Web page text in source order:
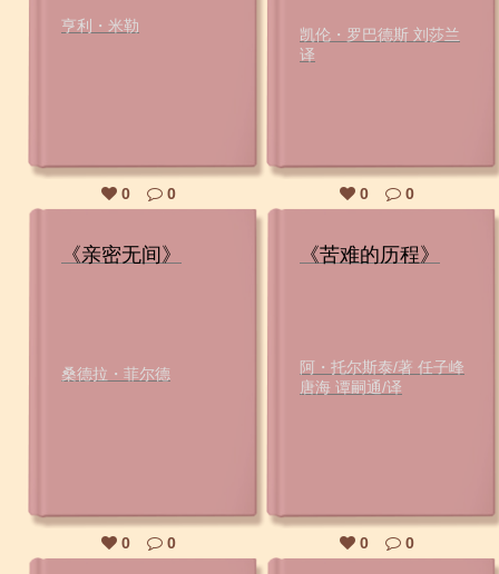
亨利・米勒
0 0
凯伦・罗巴德斯 刘莎兰
译
0 0
《亲密无间》
桑德拉・菲尔德
0 0
《苦难的历程》
阿・托尔斯泰/著 任子峰
唐海 谭嗣通/译
0 0